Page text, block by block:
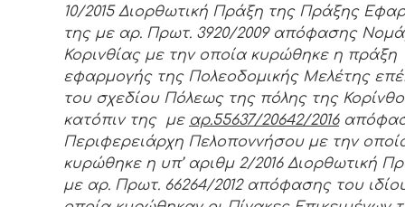
10/2015 Διορθωτική Πράξη της Πράξης
της με αρ. Πρωτ. 3920/2009 απόφασης
Κορινθίας με την οποία κυρώθηκε η πράξη
εφαρμογής της Πολεοδομικής Μελέτης
του σχεδίου Πόλεως της πόλης της
κατόπιν της με αρ.55637/20642/2016
Περιφερειάρχη Πελοποννήσου με την
κυρώθηκε η υπ’ αριθμ 2/2016 Διορθωτική
με αρ. Πρωτ. 66264/2012 απόφασης του